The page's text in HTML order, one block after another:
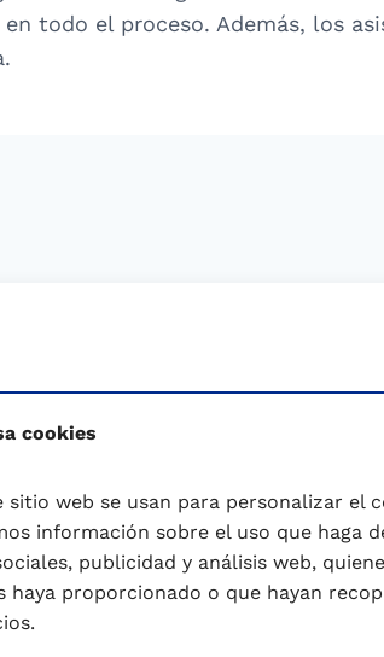
cookies
sitio web se usan para personalizar el
información sobre el uso que haga
publicidad y análisis web,
haya proporcionado o que hayan
todo el proceso. Además, los
ideal
el producto perfecto
y la de tu familia